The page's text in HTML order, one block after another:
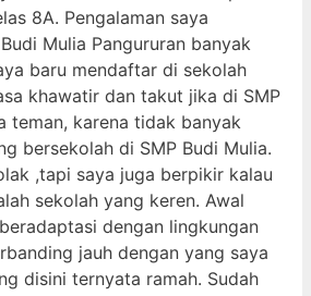
8A. Pengalaman saya
Mulia Pangururan banyak
baru mendaftar di sekolah
khawatir dan takut jika di SMP
teman, karena tidak banyak
bersekolah di SMP Budi Mulia.
,tapi saya juga berpikir kalau
sekolah yang keren. Awal
dengan lingkungan
jauh dengan yang saya
disini ternyata ramah. Sudah